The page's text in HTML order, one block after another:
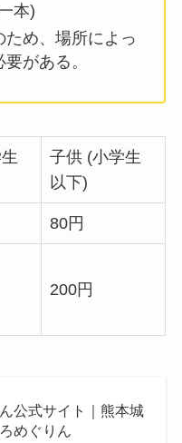
本)
め、場所によっ
がある。
子供 (小学生
以下)
80円
200円
公式サイト｜熊本城
めぐりん